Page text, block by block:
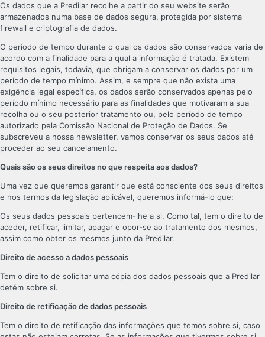
Os dados que a Predilar recolhe a partir do seu website serão
armazenados numa base de dados segura, protegida por sistema
firewall e criptografia de dados.
O período de tempo durante o qual os dados são conservados varia de
acordo com a finalidade para a qual a informação é tratada. Existem
requisitos legais, todavia, que obrigam a conservar os dados por um
período de tempo mínimo. Assim, e sempre que não exista uma
exigência legal específica, os dados serão conservados apenas pelo
período mínimo necessário para as finalidades que motivaram a sua
recolha ou o seu posterior tratamento ou, pelo período de tempo
autorizado pela Comissão Nacional de Proteção de Dados. Se
subscreveu a nossa newsletter, vamos conservar os seus dados até
proceder ao seu cancelamento.
Quais são os seus direitos no que respeita aos dados?
Uma vez que queremos garantir que está consciente dos seus direitos
e nos termos da legislação aplicável, queremos informá-lo que:
Os seus dados pessoais pertencem-lhe a si. Como tal, tem o direito de
aceder, retificar, limitar, apagar e opor-se ao tratamento dos mesmos,
assim como obter os mesmos junto da Predilar.
Direito de acesso a dados pessoais
Tem o direito de solicitar uma cópia dos dados pessoais que a Predilar
detém sobre si.
Direito de retificação de dados pessoais
Tem o direito de retificação das informações que temos sobre si, caso